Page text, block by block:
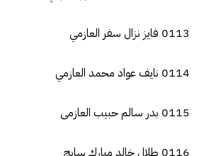
0113 فايز نزال سفر العازمي
0114 نايف عواد محمد العازمي
0115 بدر سالم حبيب العازمى
0116 طلال خالد مبارك سابج